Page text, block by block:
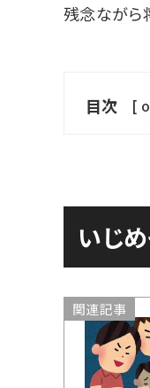
残念ながら
目次 [
いじ
関連記事